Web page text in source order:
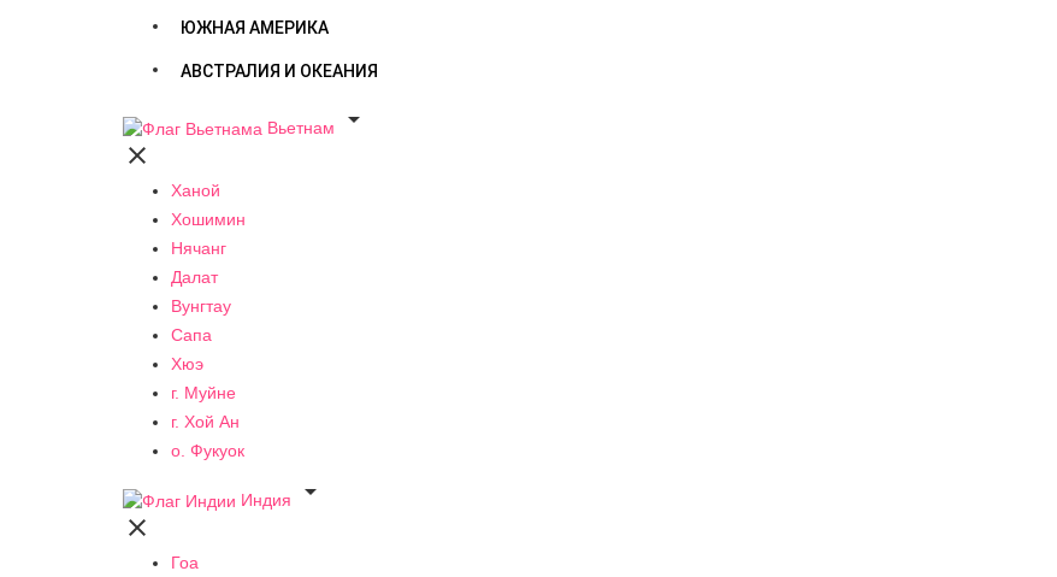
ЮЖНАЯ АМЕРИКА
АВСТРАЛИЯ И ОКЕАНИЯ
Вьетнам


Ханой
Хошимин
Нячанг
Далат
Вунгтау
Сапа
Хюэ
г. Муйне
г. Хой Ан
о. Фукуок
Индия


Гоа